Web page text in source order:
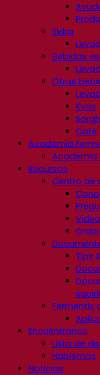
Sidra
Bebidas
Otras
Kvas
Café
Academia
Academia
Recursos
Centro de
Tips
Fermentis
Encuéntranos
Lista de
Hablemos
Noticias